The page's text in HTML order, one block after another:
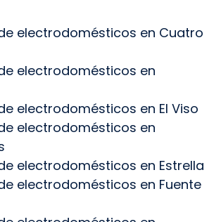
electrodomésticos en Cuatro
electrodomésticos en
electrodomésticos en El Viso
electrodomésticos en
electrodomésticos en Estrella
electrodomésticos en Fuente